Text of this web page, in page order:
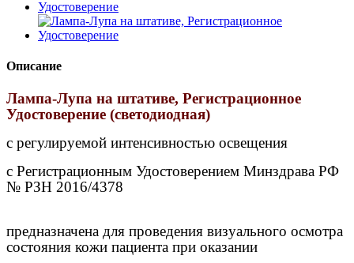
Описание
Лампа-Лупа на штативе, Регистрационное
Удостоверение (светодиодная)
с регулируемой интенсивностью освещения
с Регистрационным Удостоверением Минздрава РФ
№ РЗН 2016/4378
предназначена для проведения визуального осмотра
состояния кожи пациента при оказании